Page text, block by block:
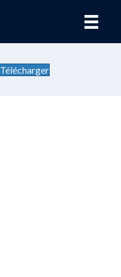
Télécharger